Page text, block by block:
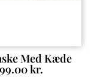
Med Kæde
kr.